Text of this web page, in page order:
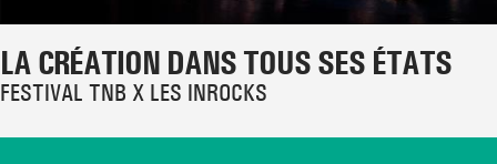
LA CRÉATION DANS TOUS SES ÉTATS
FESTIVAL TNB X LES INROCKS